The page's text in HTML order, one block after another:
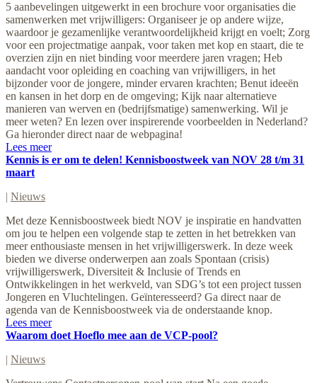
5 aanbevelingen uitgewerkt in een brochure voor organisaties die
samenwerken met vrijwilligers: Organiseer je op andere wijze,
waardoor je gezamenlijke verantwoordelijkheid krijgt en voelt; Zorg
voor een projectmatige aanpak, voor taken met kop en staart, die te
overzien zijn en niet binding voor meerdere jaren vragen; Heb
aandacht voor opleiding en coaching van vrijwilligers, in het
bijzonder voor de jongere, minder ervaren krachten; Benut ideeën
en kansen in het dorp en de omgeving; Kijk naar alternatieve
manieren van werven en (bedrijfsmatige) samenwerking. Wil je
meer weten? En lezen over inspirerende voorbeelden in Nederland?
Ga hieronder direct naar de webpagina!
Lees meer
Kennis is er om te delen! Kennisboostweek van NOV 28 t/m 31
maart
| Nieuws
Met deze Kennisboostweek biedt NOV je inspiratie en handvatten
om jou te helpen een volgende stap te zetten in het betrekken van
meer enthousiaste mensen in het vrijwilligerswerk. In deze week
bieden we diverse onderwerpen aan zoals Spontaan (crisis)
vrijwilligerswerk, Diversiteit & Inclusie of Trends en
Ontwikkelingen in het werkveld, van SDG’s tot een project tussen
Jongeren en Vluchtelingen. Geïnteresseerd? Ga direct naar de
agenda van de Kennisboostweek via de onderstaande knop.
Lees meer
Waarom doet Hoeflo mee aan de VCP-pool?
| Nieuws